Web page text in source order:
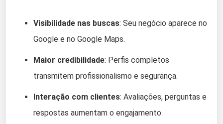
Visibilidade nas buscas: Seu negócio aparece no
Google e no Google Maps.
Maior credibilidade: Perfis completos
transmitem profissionalismo e segurança.
Interação com clientes: Avaliações, perguntas e
respostas aumentam o engajamento.